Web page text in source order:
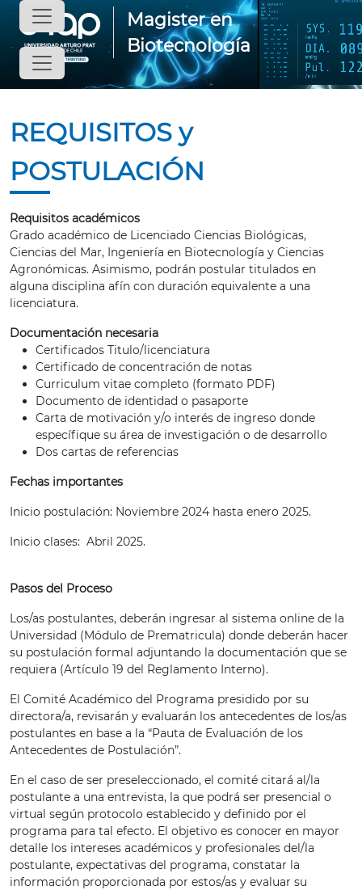
Magister en
Biotecnología
REQUISITOS y
POSTULACIÓN
Requisitos académicos
Grado académico de Licenciado Ciencias Biológicas,
Ciencias del Mar, Ingeniería en Biotecnología y Ciencias
Agronómicas. Asimismo, podrán postular titulados en
alguna disciplina afín con duración equivalente a una
licenciatura.
Documentación necesaria
Certificados Titulo/licenciatura
Certificado de concentración de notas
Curriculum vitae completo (formato PDF)
Documento de identidad o pasaporte
Carta de motivación y/o interés de ingreso donde
específique su área de investigación o de desarrollo
Dos cartas de referencias
Fechas importantes
Inicio postulación: Noviembre 2024 hasta enero 2025.
Inicio clases: Abril 2025.
Pasos del Proceso
Los/as postulantes, deberán ingresar al sistema online de la
Universidad (Módulo de Prematricula) donde deberán hacer
su postulación formal adjuntando la documentación que se
requiera (Artículo 19 del Reglamento Interno).
El Comité Académico del Programa presidido por su
directora/a, revisarán y evaluarán los antecedentes de los/as
postulantes en base a la “Pauta de Evaluación de los
Antecedentes de Postulación”.
En el caso de ser preseleccionado, el comité citará al/la
postulante a una entrevista, la que podrá ser presencial o
virtual según protocolo establecido y definido por el
programa para tal efecto. El objetivo es conocer en mayor
detalle los intereses académicos y profesionales del/la
postulante, expectativas del programa, constatar la
información proporcionada por estos/as y evaluar su